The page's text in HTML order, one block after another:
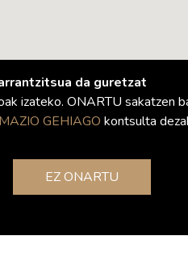
da guretzat
izateko. ONARTU sakatzen
GEHIAGO kontsulta
EZ ONARTU